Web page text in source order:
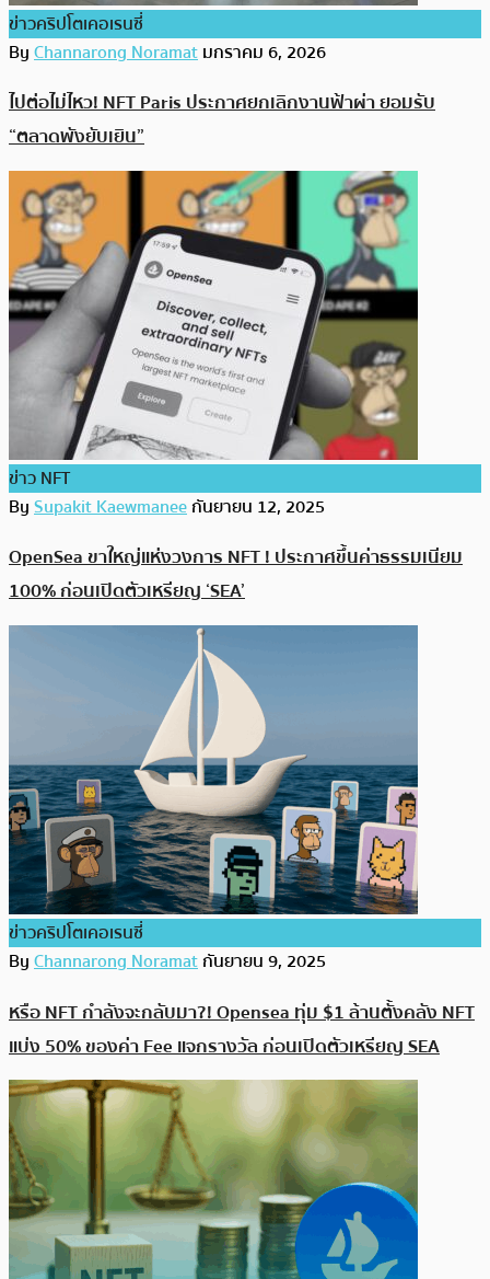
ข่าวคริปโตเคอเรนซี่
ByChannarong Noramatมกราคม 6, 2026
ไปต่อไม่ไหว! NFT Paris ประกาศยกเลิกงานฟ้าผ่า ยอมรับ
“ตลาดพังยับเยิน”
ข่าว NFT
BySupakit Kaewmaneeกันยายน 12, 2025
OpenSea ขาใหญ่แห่งวงการ NFT ! ประกาศขึ้นค่าธรรมเนียม
100% ก่อนเปิดตัวเหรียญ ‘SEA’
ข่าวคริปโตเคอเรนซี่
ByChannarong Noramatกันยายน 9, 2025
หรือ NFT กำลังจะกลับมา?! Opensea ทุ่ม $1 ล้านตั้งคลัง NFT
แบ่ง 50% ของค่า Fee แจกรางวัล ก่อนเปิดตัวเหรียญ SEA